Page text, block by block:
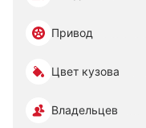
Привод
Цвет кузова
Владельцев